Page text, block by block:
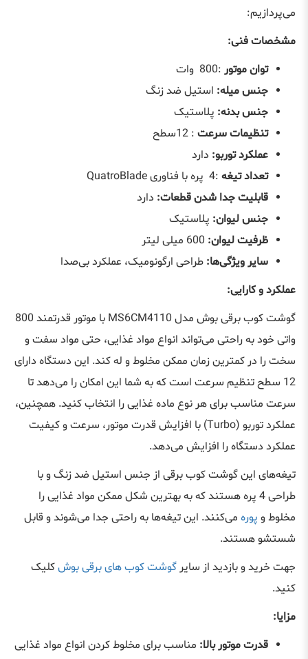
می‌پردازیم:
مشخصات فنی:
توان موتور :
800 وات
جنس میله: استیل ضد زنگ
جنس بدنه: پلاستیک
تنظیمات سرعت :
12سطح
عملکرد توربو: دارد
تعداد تیغه :
4 پره با فناوریQuatroBlade
قابلیت جدا شدن قطعات: دارد
جنس لیوان: پلاستیک
ظرفیت لیوان:
سایر ویژگی‌ها: طراحی ارگونومیک، عملکرد بی‌صدا
عملکرد و کارایی:
گوشت کوب برقی بوش مدل MS6CM4110
با موتور قدرتمند 800
واتی خود به راحتی می‌تواند انواع مواد غذایی، حتی مواد سفت و
سخت را در کمترین زمان ممکن مخلوط و له کند. این دستگاه دارای
12 سطح تنظیم سرعت است که به شما این امکان را می‌دهد تا
سرعت مناسب برای هر نوع ماده غذایی را انتخاب کنید. همچنین،
عملکرد توربو (Turbo) با افزایش قدرت موتور، سرعت و کیفیت
عملکرد دستگاه را افزایش می‌دهد.
تیغه‌های این گوشت کوب برقی از جنس استیل ضد زنگ و با
طراحی 4 پره هستند که به بهترین شکل ممکن مواد غذایی را
مخلوط و پوره می‌کنند. این تیغه‌ها به راحتی جدا می‌شوند و قابل
شستشو هستند.
جهت خرید و بازدید از سایر گوشت کوب های برقی بوشکلیک
کنید.
مزایا:
قدرت موتور بالا: مناسب برای مخلوط کردن انواع مواد غذایی